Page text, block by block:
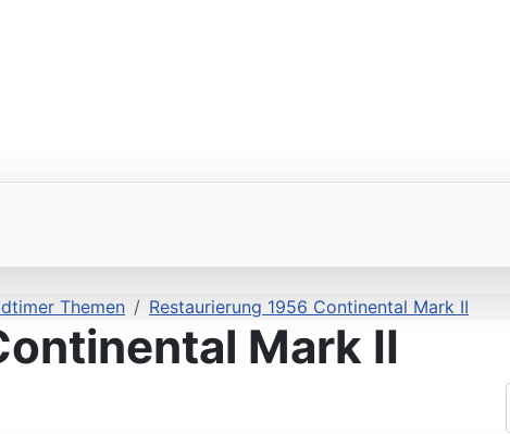
Themen Restaurierung 1956 Continental Mark II
Mark II